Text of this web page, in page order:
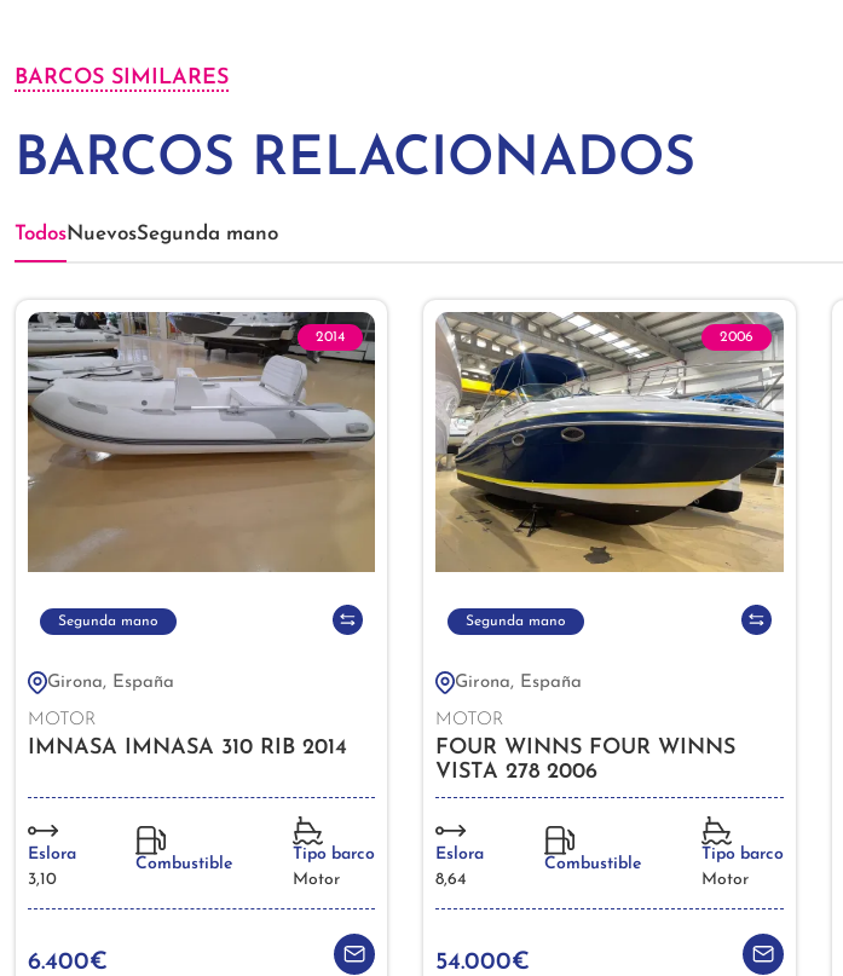
BARCOS SIMILARES
BARCOS RELACIONADOS
TodosNuevosSegunda mano
2014
Segunda mano
Girona, España
MOTOR
IMNASA IMNASA 310 RIB 2014
Eslora
3,10
Combustible
Tipo barco
Motor
6.400€
2006
Segunda mano
Girona, España
MOTOR
FOUR WINNS FOUR WINNS
VISTA 278 2006
Eslora
8,64
Combustible
Tipo barco
Motor
54.000€